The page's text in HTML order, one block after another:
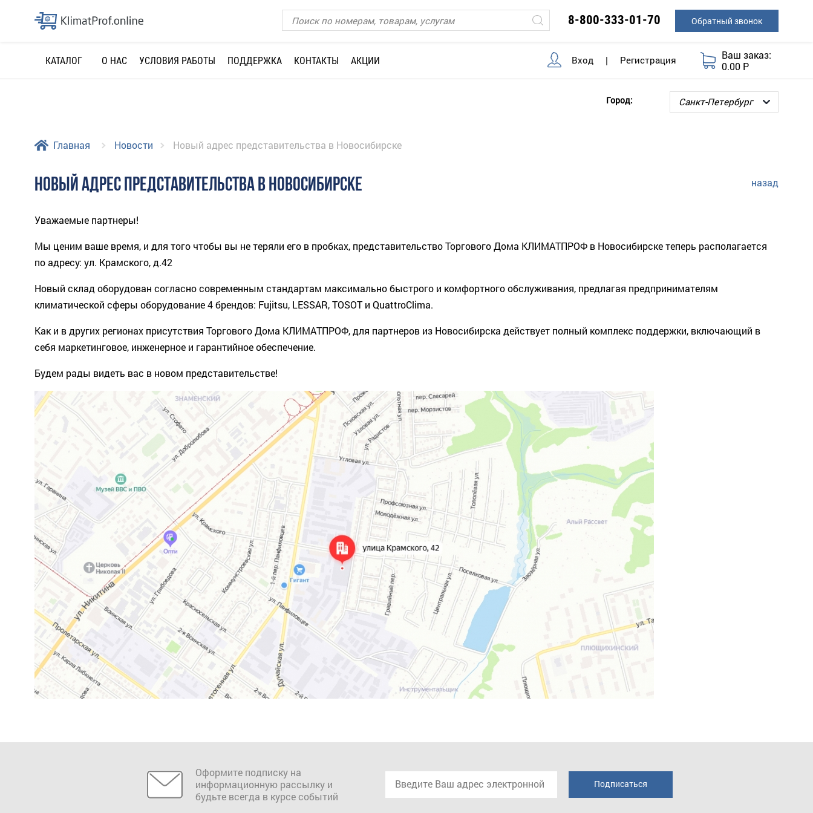
8-800-333-01-70 Обратный звонок
КАТАЛОГ О НАС УСЛОВИЯ РАБОТЫ ПОДДЕРЖКА КОНТАКТЫ АКЦИИ Вход | Регистрация
Ваш заказ:
0.00 Р
Город:
Главная Новости Новый адрес представительства в Новосибирске
НОВЫЙ АДРЕС ПРЕДСТАВИТЕЛЬСТВА В НОВОСИБИРСКЕ назад
Уважаемые партнеры!
Мы ценим ваше время, и для того чтобы вы не теряли его в пробках, представительство Торгового Дома КЛИМАТПРОФ в Новосибирске теперь располагается
по адресу: ул. Крамского, д.42
Новый склад оборудован согласно современным стандартам максимально быстрого и комфортного обслуживания, предлагая предпринимателям
климатической сферы оборудование 4 брендов: Fujitsu, LESSAR, TOSOT и QuattroClima.
Как и в других регионах присутствия Торгового Дома КЛИМАТПРОФ, для партнеров из Новосибирска действует полный комплекс поддержки, включающий в
себя маркетинговое, инженерное и гарантийное обеспечение.
Будем рады видеть вас в новом представительстве!
Оформите подписку на
информационную рассылку и
будьте всегда в курсе событий